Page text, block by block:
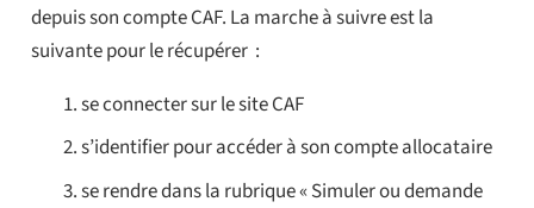
depuis son compte CAF. La marche à suivre est la
suivante pour le récupérer :
se connecter sur le site CAF
s’identifier pour accéder à son compte allocataire
se rendre dans la rubrique « Simuler ou demande